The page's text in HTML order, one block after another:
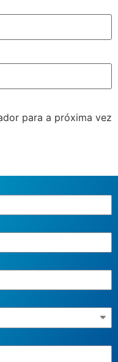
para a próxima vez